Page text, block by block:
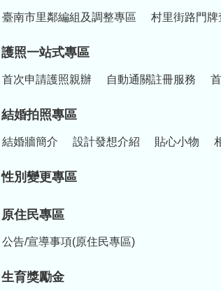
臺南市里鄰編組及調整專區 村里街路門牌
護照一站式專區
首次申請護照親辦 自動通關註冊服務
結婚拍照專區
結婚牆簡介 設計發想介紹 貼心小物
性別變更專區
原住民專區
公告/宣導事項(原住民專區)
生育獎勵金